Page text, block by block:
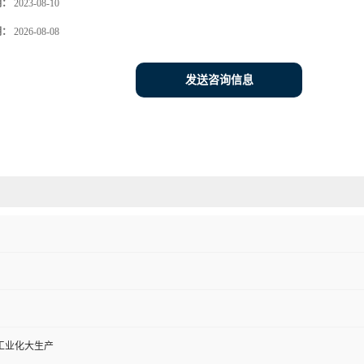
2023-08-10
2026-08-08
发送咨询信息
业化大生产